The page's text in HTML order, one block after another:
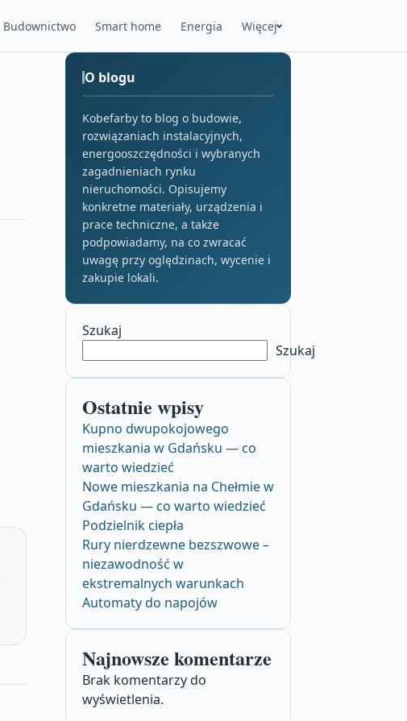
Budownictwo Smart home Energia Więcej
O blogu
Kobefarby to blog o budowie,
rozwiązaniach instalacyjnych,
energooszczędności i wybranych
zagadnieniach rynku
nieruchomości. Opisujemy
konkretne materiały, urządzenia i
prace techniczne, a także
podpowiadamy, na co zwracać
uwagę przy oględzinach, wycenie i
zakupie lokali.
Szukaj
Szukaj
Ostatnie wpisy
Kupno dwupokojowego
mieszkania w Gdańsku — co
warto wiedzieć
Nowe mieszkania na Chełmie w
Gdańsku — co warto wiedzieć
Podzielnik ciepła
Rury nierdzewne bezszwowe –
niezawodność w
ekstremalnych warunkach
Automaty do napojów
Najnowsze komentarze
Brak komentarzy do
wyświetlenia.